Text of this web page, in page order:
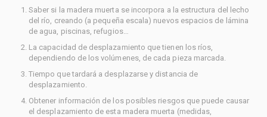
Saber si la madera muerta se incorpora a la estructura del lecho
del río, creando (a pequeña escala) nuevos espacios de lámina
de agua, piscinas, refugios…
La capacidad de desplazamiento que tienen los ríos,
dependiendo de los volúmenes, de cada pieza marcada.
Tiempo que tardará a desplazarse y distancia de
desplazamiento.
Obtener información de los posibles riesgos que puede causar
el desplazamiento de esta madera muerta (medidas,